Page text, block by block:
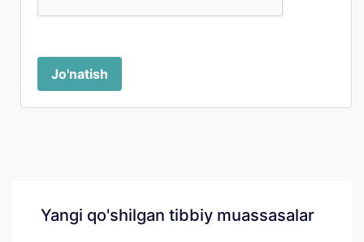
Jo'natish
Yangi qo'shilgan tibbiy muassasalar